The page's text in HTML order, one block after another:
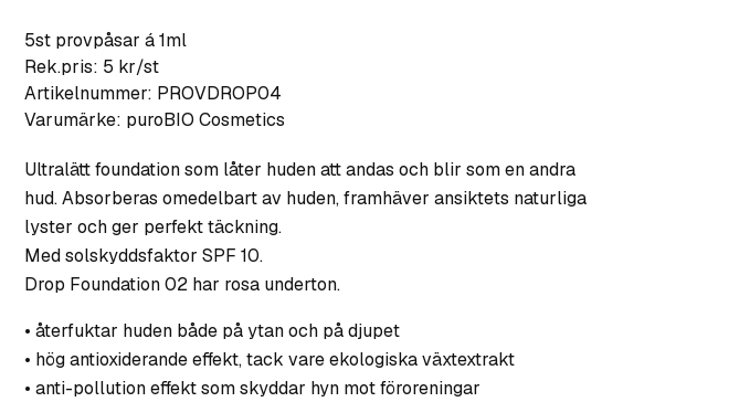
5st provpåsar á 1ml
Rek.pris: 5 kr/st
Artikelnummer: PROVDROP04
Varumärke: puroBIO Cosmetics
Ultralätt foundation som låter huden att andas och blir som en andra
hud. Absorberas omedelbart av huden, framhäver ansiktets naturliga
lyster och ger perfekt täckning.
Med solskyddsfaktor SPF 10.
Drop Foundation 02 har rosa underton.
• återfuktar huden både på ytan och på djupet
• hög antioxiderande effekt, tack vare ekologiska växtextrakt
• anti-pollution effekt som skyddar hyn mot föroreningar